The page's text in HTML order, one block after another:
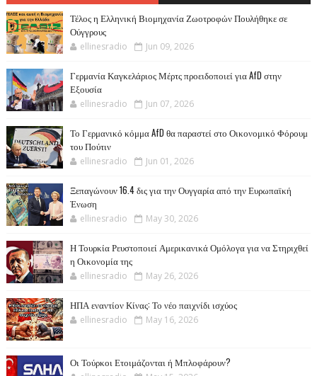
Τέλος η Ελληνική Βιομηχανία Ζωοτροφών Πουλήθηκε σε
Ούγγρους
ellinesradio Jun 09, 2026
Γερμανία Καγκελάριος Μέρτς προειδοποιεί για AfD στην
Εξουσία
ellinesradio Jun 07, 2026
Το Γερμανικό κόμμα AfD θα παραστεί στο Οικονομικό Φόρουμ
του Πούτιν
ellinesradio Jun 01, 2026
Ξεπαγώνουν 16.4 δις για την Ουγγαρία από την Ευρωπαϊκή
Ένωση
ellinesradio May 30, 2026
Η Τουρκία Ρευστοποιεί Αμερικανικά Ομόλογα για να Στηριχθεί
η Οικονομία της
ellinesradio May 26, 2026
ΗΠΑ εναντίον Κίνας: Το νέο παιχνίδι ισχύος
ellinesradio May 16, 2026
Οι Τούρκοι Ετοιμάζονται ή Μπλοφάρουν?